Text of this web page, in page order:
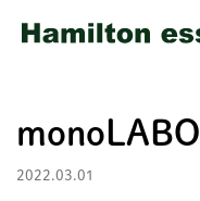
monoLABO
2022.03.01